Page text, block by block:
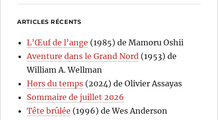
ARTICLES RÉCENTS
L’Œuf de l’ange (1985) de Mamoru Oshii
Aventure dans le Grand Nord (1953) de
William A. Wellman
Hors du temps (2024) de Olivier Assayas
Sommaire de juillet 2026
Tête brûlée (1996) de Wes Anderson